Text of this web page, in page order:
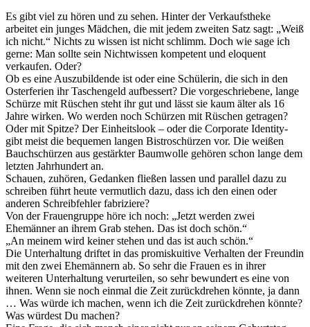
Es gibt viel zu hören und zu sehen. Hinter der Verkaufstheke
arbeitet ein junges Mädchen, die mit jedem zweiten Satz sagt: „Weiß
ich nicht.“ Nichts zu wissen ist nicht schlimm. Doch wie sage ich
gerne: Man sollte sein Nichtwissen kompetent und eloquent
verkaufen. Oder?
Ob es eine Auszubildende ist oder eine Schülerin, die sich in den
Osterferien ihr Taschengeld aufbessert? Die vorgeschriebene, lange
Schürze mit Rüschen steht ihr gut und lässt sie kaum älter als 16
Jahre wirken. Wo werden noch Schürzen mit Rüschen getragen?
Oder mit Spitze? Der Einheitslook – oder die Corporate Identity-
gibt meist die bequemen langen Bistroschürzen vor. Die weißen
Bauchschürzen aus gestärkter Baumwolle gehören schon lange dem
letzten Jahrhundert an.
Schauen, zuhören, Gedanken fließen lassen und parallel dazu zu
schreiben führt heute vermutlich dazu, dass ich den einen oder
anderen Schreibfehler fabriziere?
Von der Frauengruppe höre ich noch: „Jetzt werden zwei
Ehemänner an ihrem Grab stehen. Das ist doch schön.“
„An meinem wird keiner stehen und das ist auch schön.“
Die Unterhaltung driftet in das promiskuitive Verhalten der Freundin
mit den zwei Ehemännern ab. So sehr die Frauen es in ihrer
weiteren Unterhaltung verurteilen, so sehr bewundert es eine von
ihnen. Wenn sie noch einmal die Zeit zurückdrehen könnte, ja dann
… Was würde ich machen, wenn ich die Zeit zurückdrehen könnte?
Was würdest Du machen?